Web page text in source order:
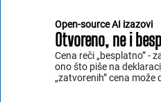
Open-source AI izazovi
Otvoreno, ne i
Cena reči „besplatno” -
ono što piše na
„zatvorenih” cena